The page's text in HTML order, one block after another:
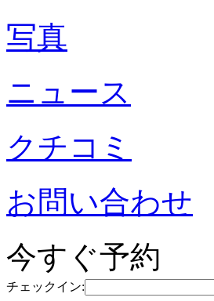
写真
ニュース
クチコミ
お問い合わせ
今すぐ予約
チェックイン: